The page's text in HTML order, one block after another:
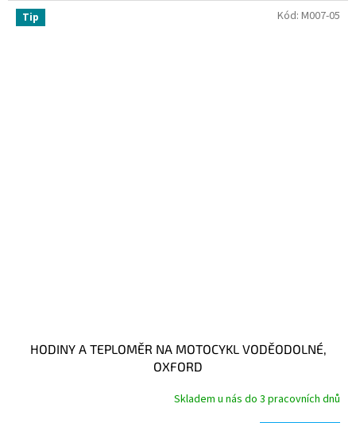
Tip
HODINY A TEPLOMĚR NA MOTOCYKL VODĚODOLNÉ,
OXFORD
Skladem u nás do 3 pracovních dnů
Kód: M007-05